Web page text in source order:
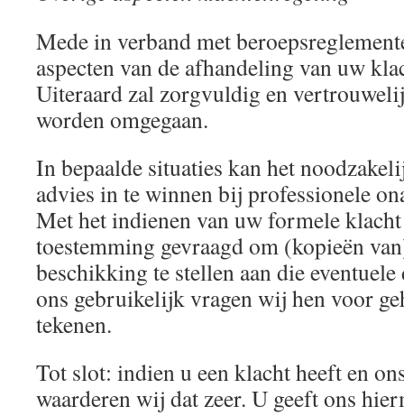
Mede in verband met
aspecten van de afhandeling van uw
Uiteraard zal zorgvuldig en
worden omgegaan.
In bepaalde situaties kan het
advies in te winnen bij professionele
Met het indienen van uw formele
toestemming gevraagd om (kopieën
beschikking te stellen aan die
ons gebruikelijk vragen wij hen voor
tekenen.
Tot slot: indien u een klacht heeft en
waarderen wij dat zeer. U geeft ons